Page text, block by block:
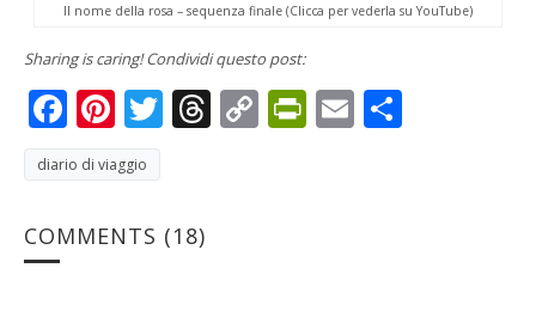
Il nome della rosa – sequenza finale (Clicca per vederla su YouTube)
Sharing is caring! Condividi questo post:
Facebook
Pinterest
Twitter
Threads
Copy
Link
PrintFriendly
Email
diario di viaggio
COMMENTS (18)